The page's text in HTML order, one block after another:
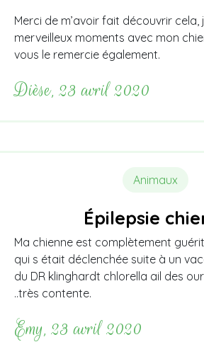
Merci de m’avoir fait découvrir cela,
merveilleux moments avec mon
vous le remercie également.
Dièse, 23 avril 2020
Animaux
Épilepsie
Ma chienne est complètement
qui s était déclenchée suite à un
du DR klinghardt chlorella ail des
..très contente.
Emy, 23 avril 2020